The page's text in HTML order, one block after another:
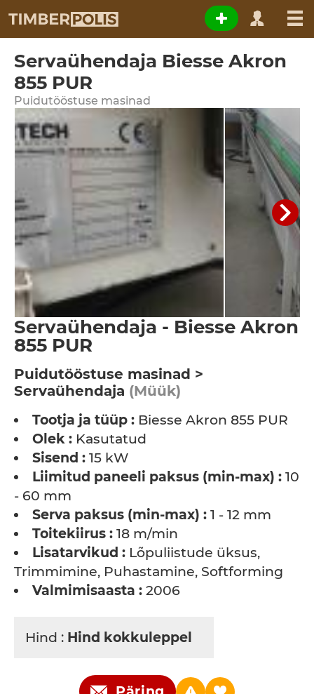
Servaühendaja Biesse Akron
855 PUR
Puidutööstuse masinad
Servaühendaja - Biesse Akron
855 PUR
Puidutööstuse masinad >
Servaühendaja (Müük)
Tootja ja tüüp : Biesse Akron 855 PUR
Olek : Kasutatud
Sisend : 15 kW
Liimitud paneeli paksus (min-max) : 10
- 60 mm
Serva paksus (min-max) : 1 - 12 mm
Toitekiirus : 18 m/min
Lisatarvikud : Lõpuliistude üksus,
Trimmimine, Puhastamine, Softforming
Valmimisaasta : 2006
Hind : Hind kokkuleppel